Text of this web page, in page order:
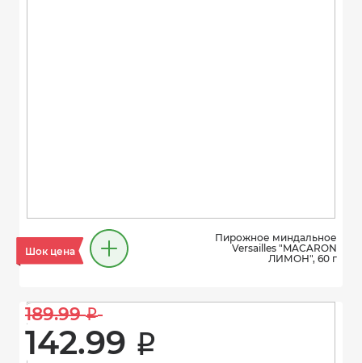
Шок цена
Пирожное миндальное
Versailles "MACARON
ЛИМОН", 60 г
189.99 i
142.99 i